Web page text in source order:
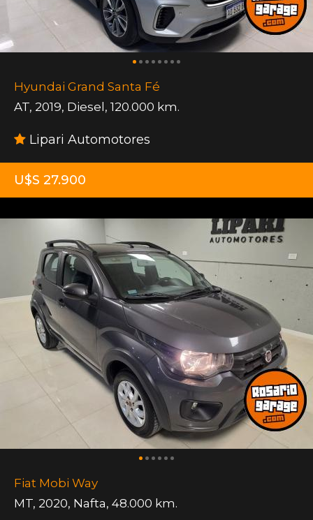
Hyundai Grand Santa Fé
AT, 2019, Diesel, 120.000 km.
Lipari Automotores
U$S 27.900
Fiat Mobi Way
MT, 2020, Nafta, 48.000 km.